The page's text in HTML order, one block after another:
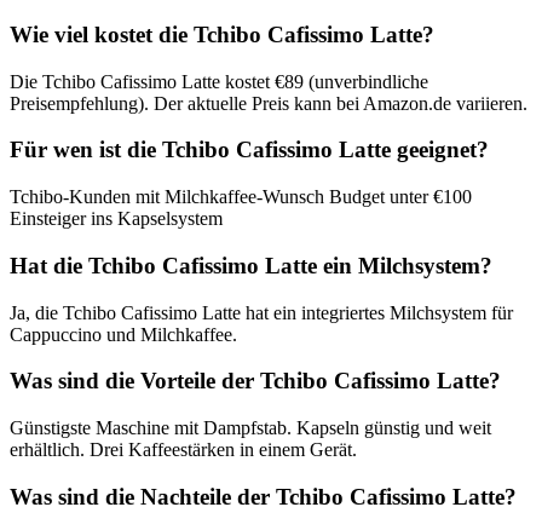
Wie viel kostet die Tchibo Cafissimo Latte?
Die Tchibo Cafissimo Latte kostet €89 (unverbindliche
Preisempfehlung). Der aktuelle Preis kann bei Amazon.de variieren.
Für wen ist die Tchibo Cafissimo Latte geeignet?
Tchibo-Kunden mit Milchkaffee-Wunsch Budget unter €100
Einsteiger ins Kapselsystem
Hat die Tchibo Cafissimo Latte ein Milchsystem?
Ja, die Tchibo Cafissimo Latte hat ein integriertes Milchsystem für
Cappuccino und Milchkaffee.
Was sind die Vorteile der Tchibo Cafissimo Latte?
Günstigste Maschine mit Dampfstab. Kapseln günstig und weit
erhältlich. Drei Kaffeestärken in einem Gerät.
Was sind die Nachteile der Tchibo Cafissimo Latte?